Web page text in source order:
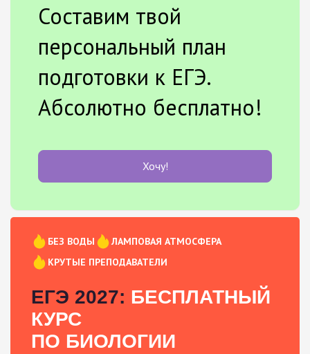
Составим твой
персональный план
подготовки к ЕГЭ.
Абсолютно бесплатно!
Хочу!
БЕЗ ВОДЫ
ЛАМПОВАЯ АТМОСФЕРА
КРУТЫЕ ПРЕПОДАВАТЕЛИ
ЕГЭ 2027: БЕСПЛАТНЫЙ
КУРС
ПО БИОЛОГИИ